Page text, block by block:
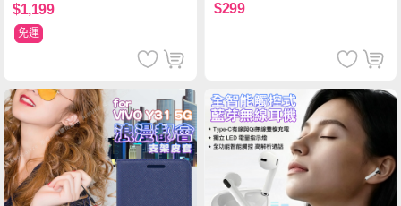
$1,199
免運
$299